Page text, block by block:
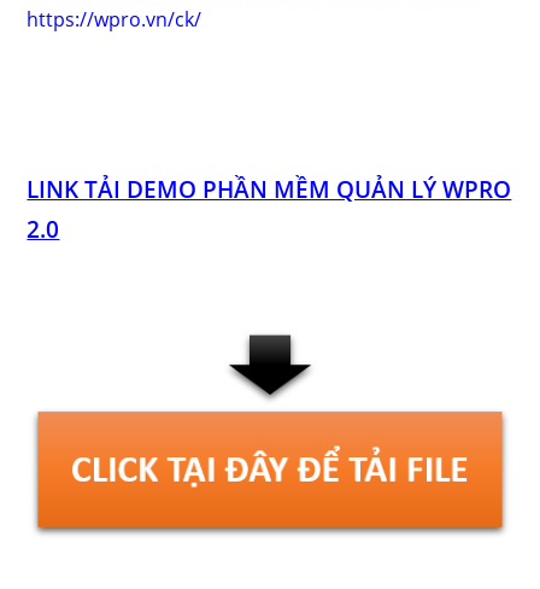
https://wpro.vn/ck/
LINK TẢI DEMO PHẦN MỀM QUẢN LÝ WPRO
2.0